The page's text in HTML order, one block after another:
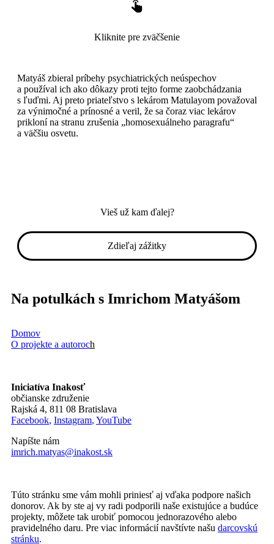
Kliknite pre zväčšenie
Matyáš zbieral príbehy psychiatrických neúspechov
a používal ich ako dôkazy proti tejto forme zaobchádzania
s ľuďmi. Aj preto priateľstvo s lekárom Matulayom považoval
za výnimočné a prínosné a veril, že sa čoraz viac lekárov
prikloní na stranu zrušenia „homosexuálneho paragrafu“
a väčšiu osvetu.
Vieš už kam ďalej?
Zdieľaj zážitky
Na potulkách s Imrichom Matyášom
Domov
O projekte a autoroch
Iniciatíva Inakosť
občianske združenie
Rajská 4, 811 08 Bratislava
Facebook, Instagram, YouTube
Napíšte nám
imrich.matyas@inakost.sk
Túto stránku sme vám mohli priniesť aj vďaka podpore našich
donorov. Ak by ste aj vy radi podporili naše existujúce a budúce
projekty, môžete tak urobiť pomocou jednorazového alebo
pravidelného daru. Pre viac informácií navštívte našu darcovskú
stránku.